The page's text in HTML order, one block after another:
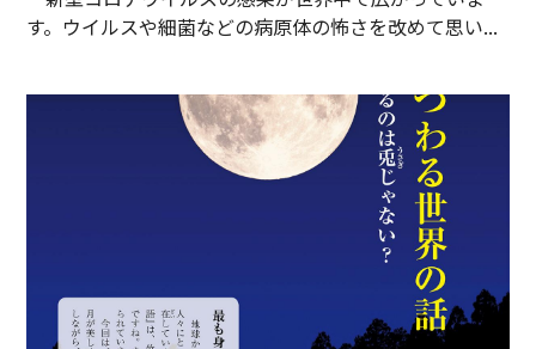
す。ウイルスや細菌などの病原体の怖さを改めて思い...